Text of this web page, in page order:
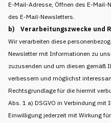
E-Mail-Adresse, Öffnen des E-Mail-
des E-Mail-Newsletters.
b) Verarbeitungszwecke und
Wir verarbeiten diese
Newsletter mit Informationen zu
zuzusenden und um diesen gemäß
verbessern und möglichst
Rechtsgrundlage für die hiermit
Abs. 1 a) DSGVO in Verbindung mit
Einwilligung jederzeit mit Wirkung